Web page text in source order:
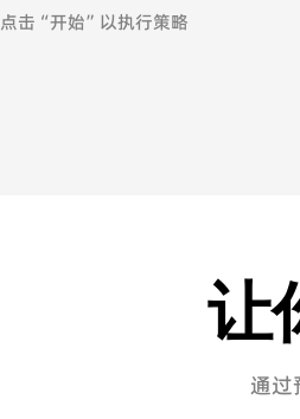
​点击“开始”以执行策略
让
通过